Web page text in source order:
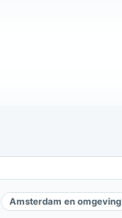
Amsterdam en omgeving